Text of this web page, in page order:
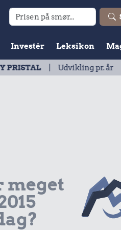
Investér Leksikon
pr. år2026:
meget